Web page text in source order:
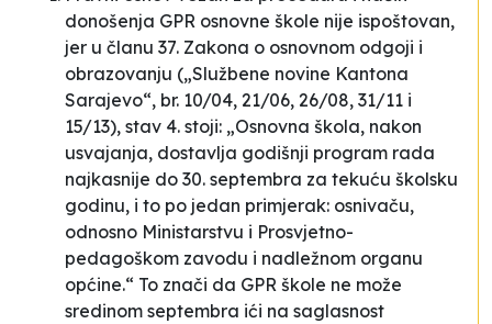
donošenja GPR osnovne škole nije ispoštovan,
jer u članu 37. Zakona o osnovnom odgoji i
obrazovanju („Službene novine Kantona
Sarajevo“, br. 10/04, 21/06, 26/08, 31/11 i
15/13), stav 4. stoji: „Osnovna škola, nakon
usvajanja, dostavlja godišnji program rada
najkasnije do 30. septembra za tekuću školsku
godinu, i to po jedan primjerak: osnivaču,
odnosno Ministarstvu i Prosvjetno-
pedagoškom zavodu i nadležnom organu
općine.“ To znači da GPR škole ne može
sredinom septembra ići na saglasnost